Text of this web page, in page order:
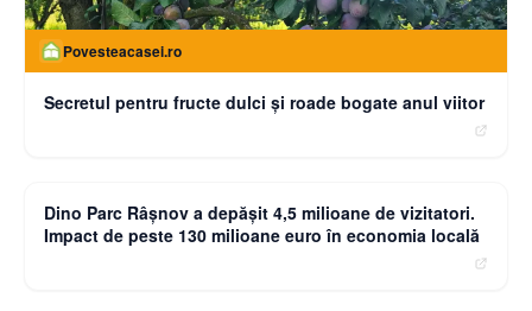
Povesteacasei.ro
Secretul pentru fructe dulci și roade bogate anul viitor
Dino Parc Râșnov a depășit 4,5 milioane de vizitatori.
Impact de peste 130 milioane euro în economia locală